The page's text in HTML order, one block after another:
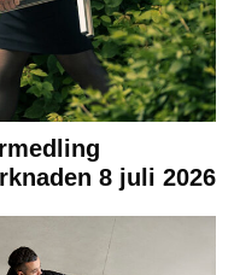
8 juli 2026